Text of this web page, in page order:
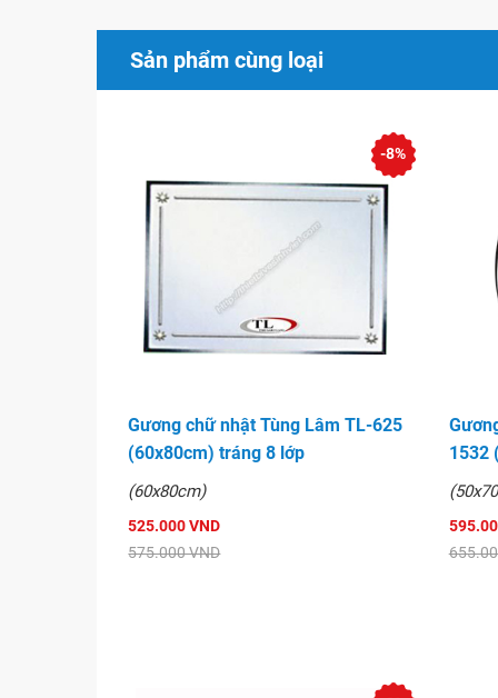
Sản phẩm cùng loại
Gương chữ nhật Tùng Lâm TL-625
(60x80cm) tráng 8 lớp
(60x80cm)
525.000 VND
575.000 VND
-8%
1532